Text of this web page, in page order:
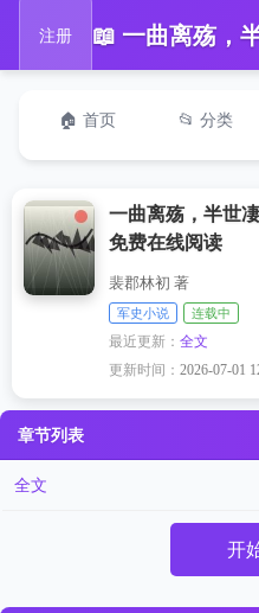
注册
🏠 首页 📂 分类
一曲离殇，半世
免费在线阅读
裴郡林初 著
军史小说 连载中
最近更新：全文
更新时间：2026-07-01
章节列表
全文
开